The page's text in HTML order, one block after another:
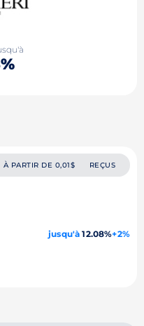
À PARTIR DE 0,01$ REÇUS
jusqu'à 12.08%+2%